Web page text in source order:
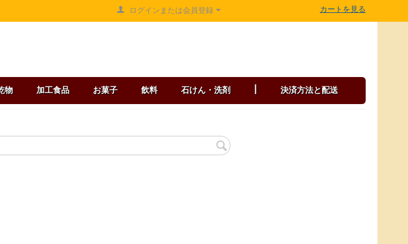
ログインまたは会員登録 カートを見る
物 加工食品 お菓子 飲料 石けん・洗剤 決済方法と配送